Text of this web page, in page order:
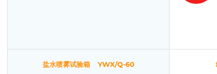
盐水喷雾试验箱 YWX/Q-60